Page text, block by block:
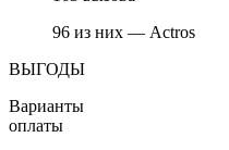
96 из них — Actros
ВЫГОДЫ
Варианты
оплаты